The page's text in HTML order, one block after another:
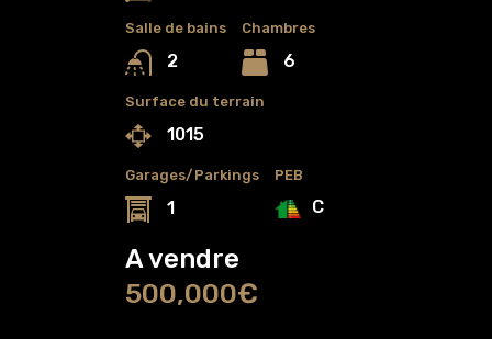
Salle de bains
2
Chambres
6
Surface du terrain
1015
Garages/Parkings
1
PEB
C
A vendre
500,000€